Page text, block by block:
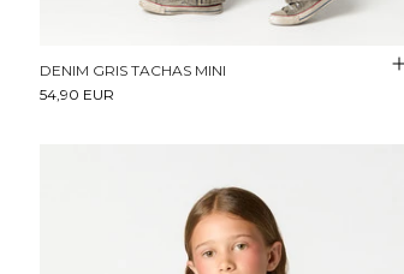
DENIM GRIS TACHAS MINI
54,90 EUR